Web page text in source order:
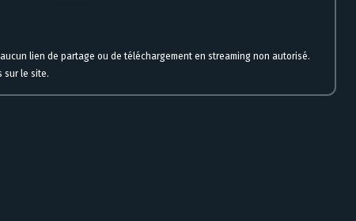
lien de partage ou de téléchargement en streaming non autorisé.
sur le site.